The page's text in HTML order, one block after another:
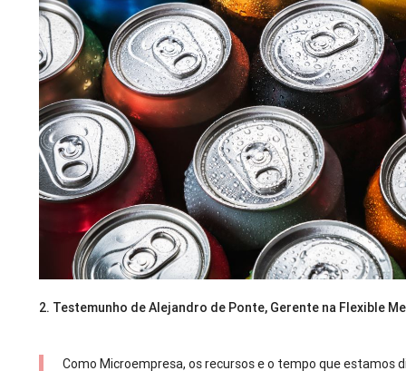
2. Testemunho de Alejandro de Ponte, Gerente na Flexible
Como Microempresa, os recursos e o tempo que estamos